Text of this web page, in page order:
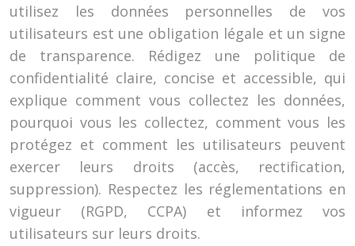
utilisez les données personnelles de vos
utilisateurs est une obligation légale et un signe
de transparence. Rédigez une politique de
confidentialité claire, concise et accessible, qui
explique comment vous collectez les données,
pourquoi vous les collectez, comment vous les
protégez et comment les utilisateurs peuvent
exercer leurs droits (accès, rectification,
suppression). Respectez les réglementations en
vigueur (RGPD, CCPA) et informez vos
utilisateurs sur leurs droits.